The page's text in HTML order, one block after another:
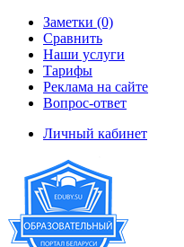
Заметки (0)
Сравнить
Наши услуги
Тарифы
Реклама на сайте
Вопрос-ответ
Личный кабинет